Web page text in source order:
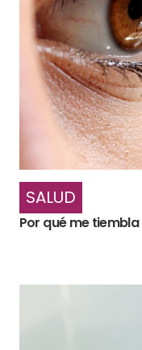
SALUD
Por qué me